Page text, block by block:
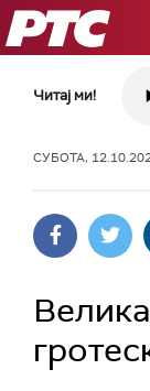
РТС
Читај ми!
СУБОТА,